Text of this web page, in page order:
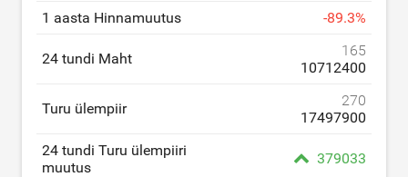
1 aasta Hinnamuutus -89.3%
24 tundi Maht
165
10712400
Turu ülempiir
270
17497900
24 tundi Turu ülempiiri
muutus
379033